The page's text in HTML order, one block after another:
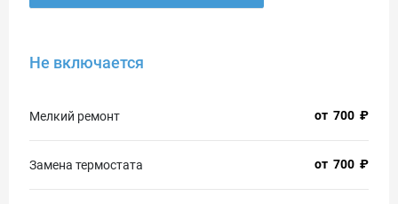
Не включается
Мелкий ремонт от 700 ₽
Замена термостата от 700 ₽